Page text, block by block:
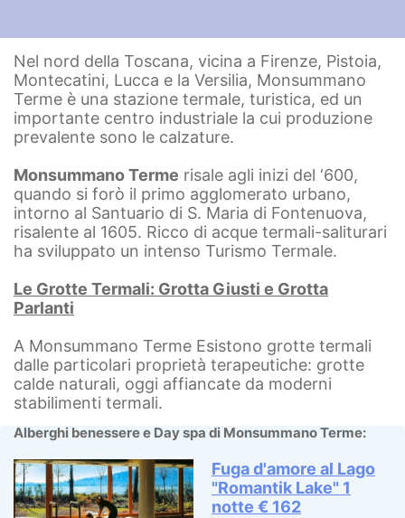
Nel nord della Toscana, vicina a Firenze, Pistoia,
Montecatini, Lucca e la Versilia, Monsummano
Terme è una stazione termale, turistica, ed un
importante centro industriale la cui produzione
prevalente sono le calzature.
Monsummano Terme risale agli inizi del ‘600,
quando si forò il primo agglomerato urbano,
intorno al Santuario di S. Maria di Fontenuova,
risalente al 1605. Ricco di acque termali-saliturari
ha sviluppato un intenso Turismo Termale.
Le Grotte Termali: Grotta Giusti e Grotta
Parlanti
A Monsummano Terme Esistono grotte termali
dalle particolari proprietà terapeutiche: grotte
calde naturali, oggi affiancate da moderni
stabilimenti termali.
Alberghi benessere e Day spa di Monsummano Terme:
Fuga d'amore al Lago
"Romantik Lake" 1
notte € 162